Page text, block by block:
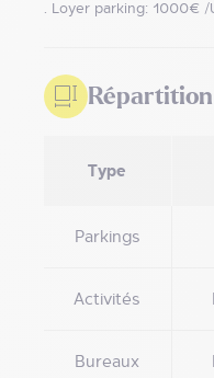
. Loyer parking: 1000€ /
Répartition
Type
Parkings
Activités
Bureaux